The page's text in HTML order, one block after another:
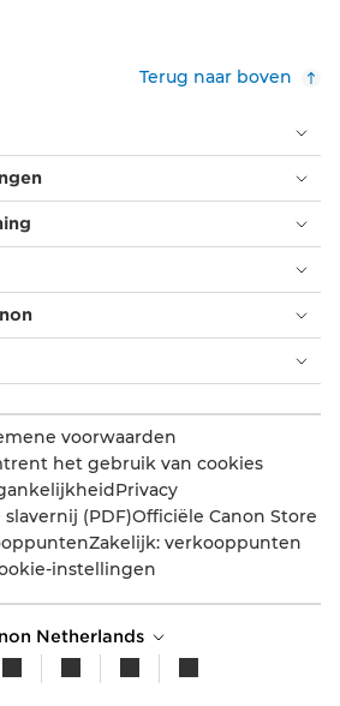
Terug naar boven
voorwaarden
het gebruik van cookies
Privacy
(PDF)Officiële Canon Store
Zakelijk: verkooppunten
instellingen
Netherlands